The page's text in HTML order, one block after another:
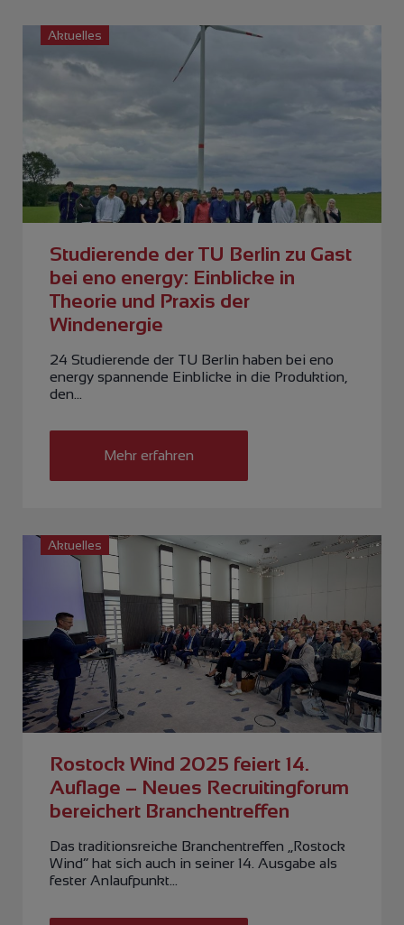
Aktuelles
Studierende der TU Berlin zu Gast
bei eno energy: Einblicke in
Theorie und Praxis der
Windenergie
24 Studierende der TU Berlin haben bei eno
energy spannende Einblicke in die Produktion,
den…
Mehr erfahren
Aktuelles
Rostock Wind 2025 feiert 14.
Auflage – Neues Recruitingforum
bereichert Branchentreffen
Das traditionsreiche Branchentreffen „Rostock
Wind“ hat sich auch in seiner 14. Ausgabe als
fester Anlaufpunkt…